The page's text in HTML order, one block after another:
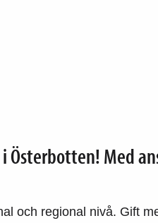
Österbotten! Med
och regional nivå. Gift